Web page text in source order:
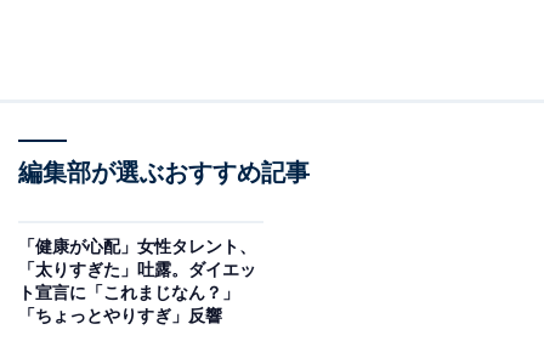
編集部が選ぶおすすめ記事
「健康が心配」女性タレント、
「太りすぎた」吐露。ダイエッ
ト宣言に「これまじなん？」
「ちょっとやりすぎ」反響